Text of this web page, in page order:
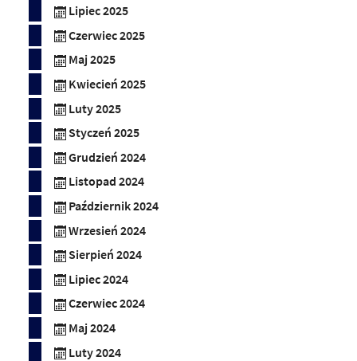
Lipiec 2025
Czerwiec 2025
Maj 2025
Kwiecień 2025
Luty 2025
Styczeń 2025
Grudzień 2024
Listopad 2024
Październik 2024
Wrzesień 2024
Sierpień 2024
Lipiec 2024
Czerwiec 2024
Maj 2024
Luty 2024